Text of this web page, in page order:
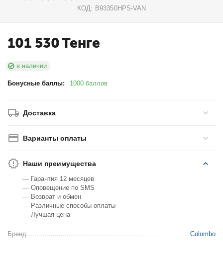
КОД: B93350HPS-VAN
101 530Тенге
в наличии
Бонусные баллы: 1000 баллов
Доставка
Варианты оплаты
Наши преимущества
— Гарантия 12 месяцев
— Оповещение по SMS
— Возврат и обмен
— Различные способы оплаты
— Лучшая цена
Бренд Colombo